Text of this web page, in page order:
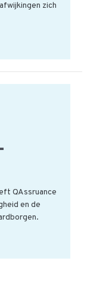
zich
QAssruance
en de